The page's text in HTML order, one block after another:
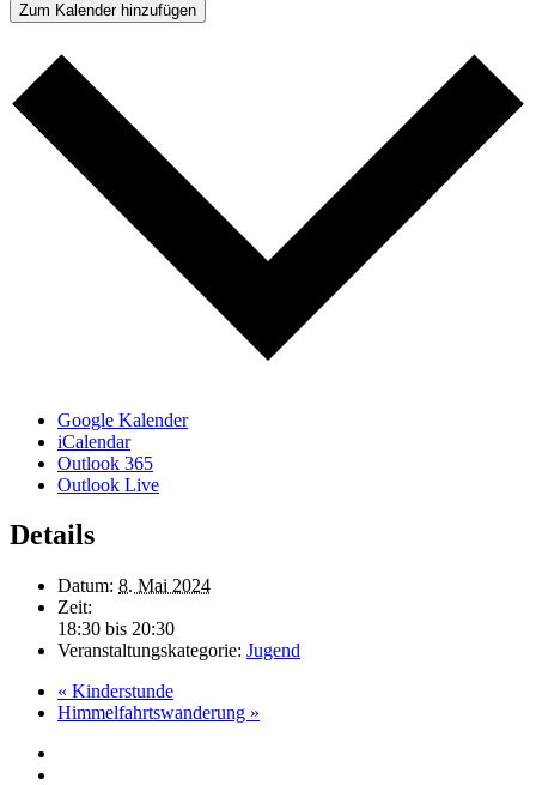
Zum Kalender hinzufügen
Google Kalender
iCalendar
Outlook 365
Outlook Live
Details
Datum: 8. Mai 2024
Zeit:
18:30 bis 20:30
Veranstaltungskategorie: Jugend
« Kinderstunde
Himmelfahrtswanderung »